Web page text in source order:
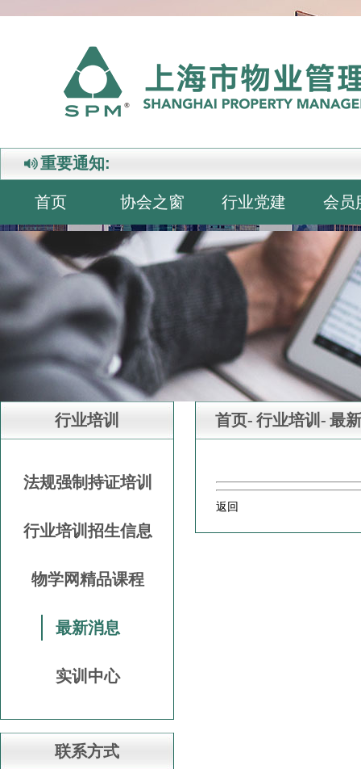
重要通知:
首页 协会之窗 行业党建 会员
行业培训
法规强制持证培训
行业培训招生信息
物学网精品课程
最新消息
实训中心
联系方式
首页- 行业培训- 最
返回